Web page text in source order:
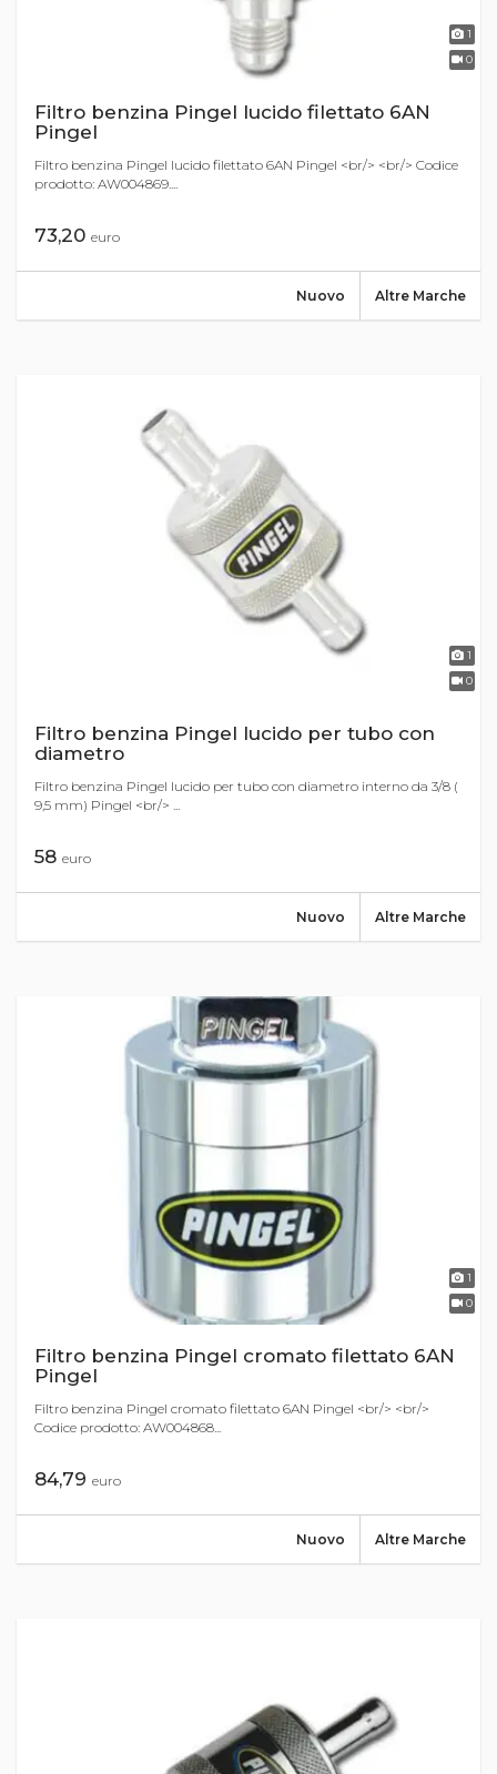
1
0
Filtro benzina Pingel lucido filettato 6AN
Pingel
Filtro benzina Pingel lucido filettato 6AN Pingel <br/> <br/> Codice
prodotto: AW004869....
73,20 euro
Altre Marche
Nuovo
1
0
Filtro benzina Pingel lucido per tubo con
diametro
Filtro benzina Pingel lucido per tubo con diametro interno da 3/8 (
9,5 mm) Pingel <br/> ...
58 euro
Altre Marche
Nuovo
1
0
Filtro benzina Pingel cromato filettato 6AN
Pingel
Filtro benzina Pingel cromato filettato 6AN Pingel <br/> <br/>
Codice prodotto: AW004868...
84,79 euro
Altre Marche
Nuovo